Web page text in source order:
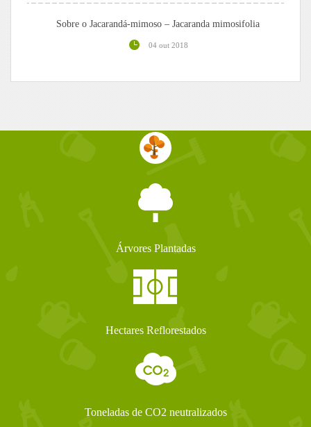
Sobre o Jacarandá-mimoso – Jacaranda mimosifolia
04 out 2018
Árvores Plantadas
Hectares Reflorestados
Toneladas de CO2 neutralizados